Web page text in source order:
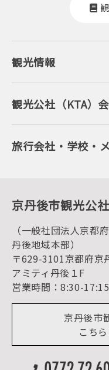
観光情報
京丹後について
ジオパークの絶景
キャンプ・グラ
自然景観
旬の食
フルーツ
美術館・資料館
観光
海水浴
キャンプ
お宿探し
宿泊・日帰り予約
予約照会・予約キ
宿泊施設一覧（
アクセス
お知らせ
イベント情報
デジタル観光パンフ
リアルタイム道路情
よくある質問
観光公社（KTA）
KTA会員コミュニテ
会員向けサービス
KTAニュースレター
会員加入・会員情
旅行会社・学校・
プレスリリース
京丹後市観光公社
（一般社団法人京
丹後地域本部）
〒629-3101京都府
アミティ丹後１F
営業時間：8:30-
京丹後市
こち